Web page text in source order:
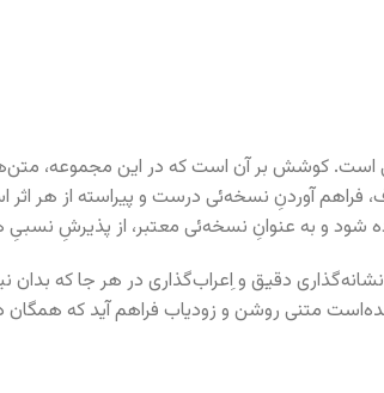
کوشش بر آن است که در این مجموعه، متن‌ها
آوردنِ نسخه‌ئی درست و پیراسته از هر اثر
شود و به عنوانِ نسخه‌ئی معتبر، از پذیرشِ نسبیِ
دقیق و اِعراب‌گذاری در هر جا که بدان
متنی روشن و زودیاب فراهم آید که همگان در